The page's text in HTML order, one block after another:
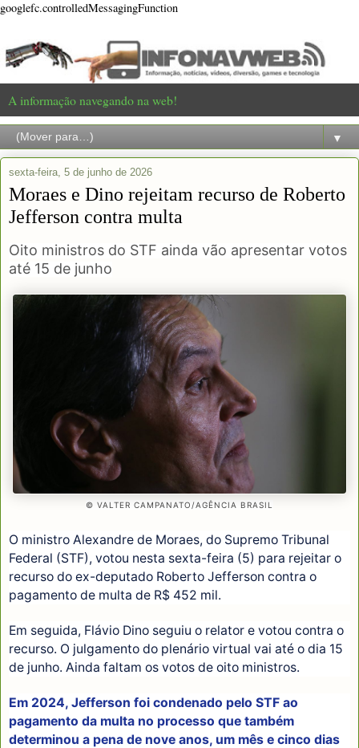
googlefc.controlledMessagingFunction
A informação navegando na web!
▼
sexta-feira, 5 de junho de 2026
Moraes e Dino rejeitam recurso de Roberto
Jefferson contra multa
Oito ministros do STF ainda vão apresentar votos
até 15 de junho
© VALTER CAMPANATO/AGÊNCIA BRASIL
O ministro Alexandre de Moraes, do Supremo Tribunal
Federal (STF), votou nesta sexta-feira (5) para rejeitar o
recurso do ex-deputado Roberto Jefferson contra o
pagamento de multa de R$ 452 mil.
Em seguida, Flávio Dino seguiu o relator e votou contra o
recurso. O julgamento do plenário virtual vai até o dia 15
de junho. Ainda faltam os votos de oito ministros.
Em 2024, Jefferson foi condenado pelo STF ao
pagamento da multa no processo que também
determinou a pena de nove anos, um mês e cinco dias